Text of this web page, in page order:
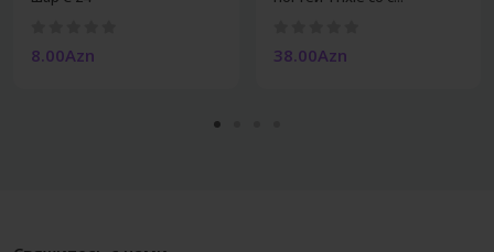
8.00Azn 38.00Azn